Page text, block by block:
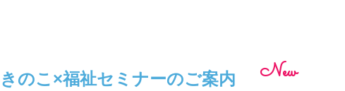
のこ×福祉セミナーのご案内 ​New